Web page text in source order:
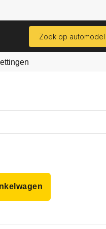
Zoek op automodel